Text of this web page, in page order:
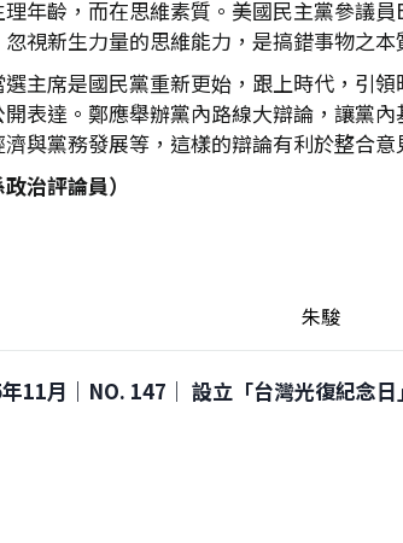
年齡，而在思維素質。美國民主黨參議
視新生力量的思維能力，是搞錯事物之
主席是國民黨重新更始，跟上時代，引
表達。鄭應舉辦黨內路線大辯論，讓黨
與黨務發展等，這樣的辯論有利於整合意
政治評論員）
朱駿
11月｜NO. 147│ 設立「台灣光復紀念日